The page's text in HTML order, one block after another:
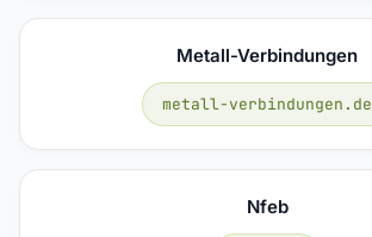
Metall-Verbindungen
metall-verbindungen.de
Nfeb